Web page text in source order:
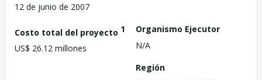
12 de junio de 2007
Costo total del proyecto 1
US$ 26.12 millones
Organismo Ejecutor
N/A
Región